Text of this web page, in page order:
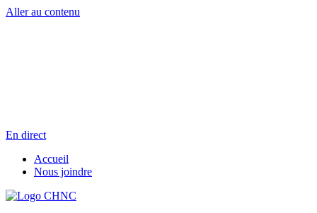
Aller au contenu
En direct
Accueil
Nous joindre